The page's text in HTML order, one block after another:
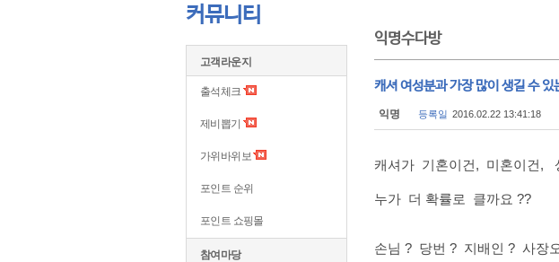
커뮤니티
고객라운지
출석체크
제비뽑기
가위바위보
포인트 순위
포인트 쇼핑몰
참여마당
익명수다방
캐셔 여성분과 가장 많이 생길 수
익명 등록일 2016.02.22 13:41:18
캐셔가 기혼이건, 미혼이건,
누가 더 확률로 클까요 ??
손님 ? 당번 ? 지배인 ? 사장